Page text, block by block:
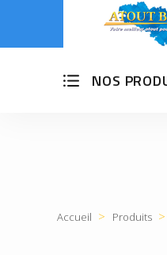
NOS
Accueil Produits